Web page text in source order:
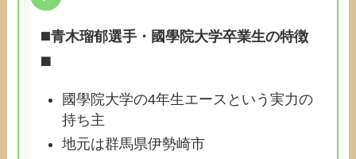
◼️青木瑠郁選手・國學院大学卒業生の特徴
◼️
國學院大学の4年生エースという実力の
持ち主
地元は群馬県伊勢崎市